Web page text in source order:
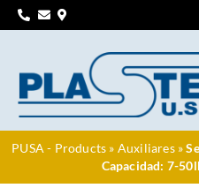
PUSA - Products » Auxiliares»
Capacidad: 7-